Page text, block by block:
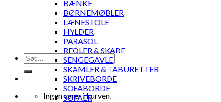
Søg
efter:
Ingen varer i kurven.
BÆNKE
BØRNEMØBLER
LÆNESTOLE
HYLDER
PARASOL
REOLER & SKABE
SENGEGAVLE
SKAMLER & TABURETTER
SKRIVEBORDE
SOFABORDE
SOFAER